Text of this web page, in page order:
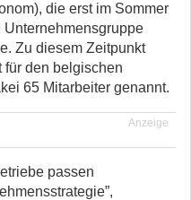
die erst im Sommer
Zu diesem Zeitpunkt
den belgischen
65 Mitarbeiter genannt.
Anzeige
passen